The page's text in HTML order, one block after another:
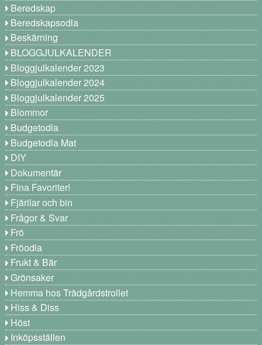
Beredskap
Beredskapsodla
Beskärning
BLOGGJULKALENDER
Bloggjulkalender 2023
Bloggjulkalender 2024
Bloggjulkalender 2025
Blommor
Budgetodla
Budgetodla Mat
DIY
Dokumentär
Fina Favoriter!
Fjärilar och bin
Frågor & Svar
Frö
Fröodla
Frukt & Bär
Grönsaker
Hemma hos Trädgårdstrollet
Hiss & Diss
Höst
Inköpsställen